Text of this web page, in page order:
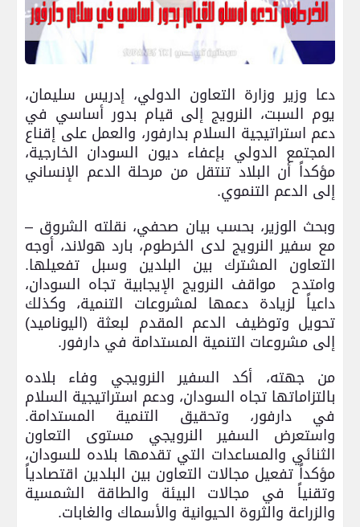
دعا وزير وزارة التعاون الدولي، إدريس سليمان،
يوم السبت، النرويج إلى قيام بدور أساسي في
دعم استراتيجية السلام بدارفور، والعمل على إقناع
المجتمع الدولي بإعفاء ديون السودان الخارجية،
مؤكداً أن البلاد تنتقل من مرحلة الدعم الإنساني
إلى الدعم التنموي.
وبحث الوزير، بحسب بيان صحفي، نقلته الشروق –
مع سفير النرويج لدى الخرطوم، بارد هولاند، أوجه
التعاون المشترك بين البلدين وسبل تفعيلها.
وامتدح مواقف النرويج الإيجابية تجاه السودان،
داعياً لزيادة دعمها لمشروعات التنمية، وكذلك
تحويل وتوظيف الدعم المقدم لبعثة (اليوناميد)
إلى مشروعات التنمية المستدامة في دارفور.
من جهته، أكد السفير النرويجي وفاء بلاده
بالتزاماتها تجاه السودان، ودعم استراتيجية السلام
في دارفور، وتحقيق التنمية المستدامة.
واستعرض السفير النرويجي مستوى التعاون
الثنائي والمساعدات التي تقدمها بلاده للسودان،
مؤكداً تفعيل مجالات التعاون بين البلدين اقتصادياً
وتقنياً في مجالات البيئة والطاقة الشمسية
والزراعة والثروة الحيوانية والأسماك والغابات.